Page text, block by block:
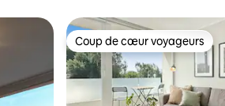
Coup de cœur voyageurs
Coup de cœur voyageurs